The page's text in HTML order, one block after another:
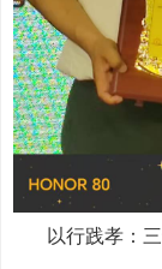
以行践孝：三